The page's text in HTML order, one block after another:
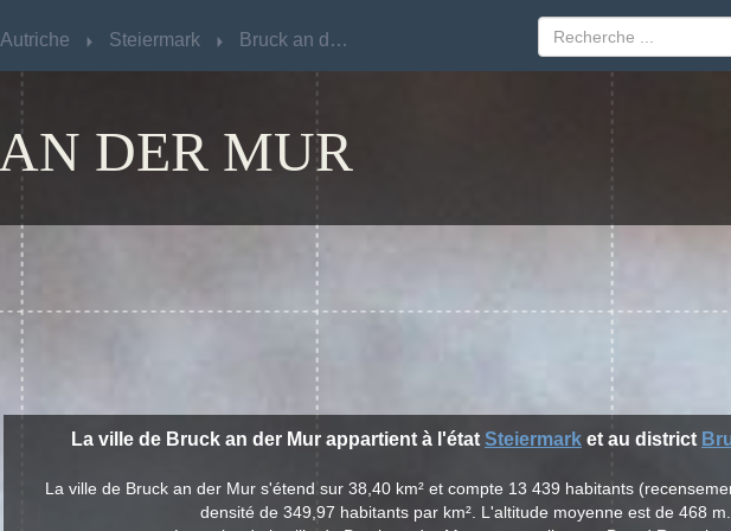
Autriche Steiermark Bruck an der Mur
DER MUR
La ville de Bruck an der Mur appartient à l'état Steiermark et au district
La ville de Bruck an der Mur s'étend sur 38,40 km² et compte 13 439 habitants
densité de 349,97 habitants par km². L'altitude moyenne est de 468 m.
Autriche Steiermark Bruck an der Mur